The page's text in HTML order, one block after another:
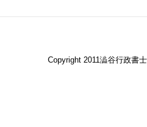
Copyright 2011澁谷行政書